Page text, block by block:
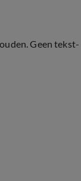
Geen tekst-